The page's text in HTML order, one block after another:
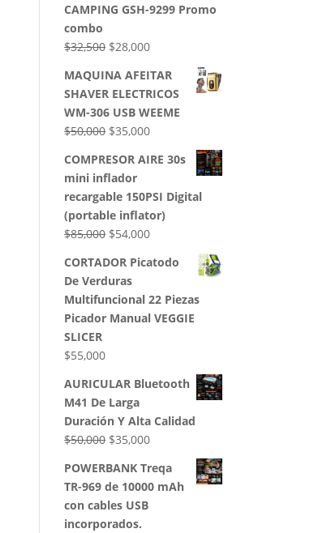
CAMPING GSH-9299 Promo
combo
$32,500 El
original
era:
$32,500.
$28,000El
actual
es:
$28,000.
MAQUINA AFEITAR
SHAVER ELECTRICOS
WM-306 USB WEEME
$50,000 El
original
era:
$50,000.
$35,000El
actual
$35,000.
COMPRESOR AIRE 30s
mini inflador
recargable 150PSI Digital
(portable inflator)
$85,000 El
original
era:
$85,000.
$54,000El
actual
$54,000.
CORTADOR Picatodo
De Verduras
Multifuncional 22 Piezas
Picador Manual VEGGIE
SLICER
$55,000
AURICULAR Bluetooth
M41 De Larga
Duración Y Alta Calidad
$50,000 El
original
era:
$50,000.
$35,000El
actual
es:
POWERBANK Treqa
TR-969 de 10000 mAh
con cables USB
incorporados.